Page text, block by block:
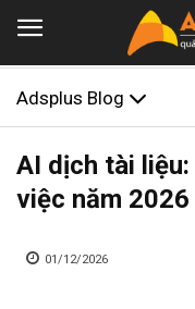
Adsplus Blog
AI dịch tài
việc năm 2026
01/12/2026